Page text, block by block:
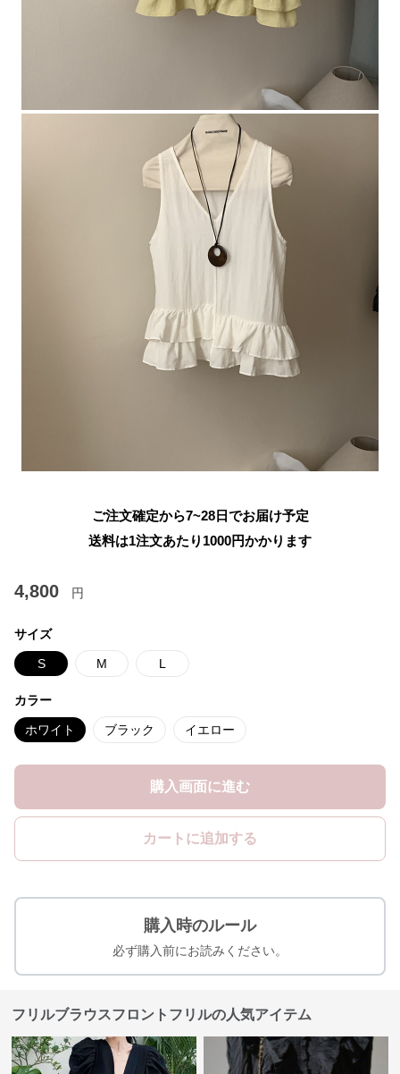
ご注文確定から7~28日でお届け予定
送料は1注文あたり 1000円かかります
4,800 円
サイズ
S M L
カラー
ホワイト ブラック イエロー
購入画面に進む
カートに追加する
購入時のルール
必ず購入前にお読みください。
フリルブラウスフロントフリルの人気アイテム